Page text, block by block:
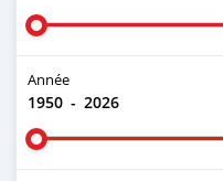
Année
1950 - 2026